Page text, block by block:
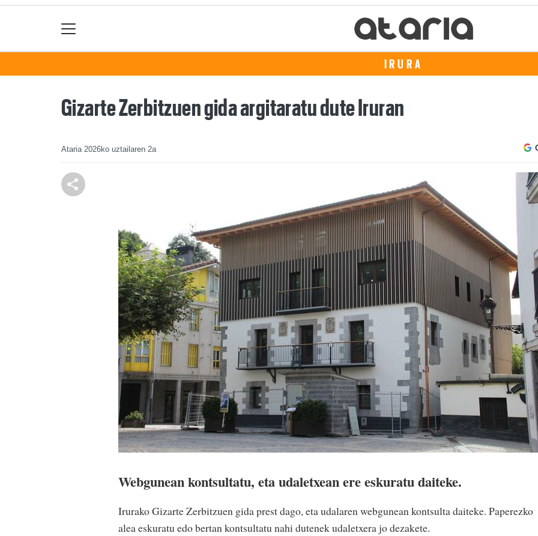
IRURA
Gizarte Zerbitzuen gida argitaratu dute Iruran
Ataria 2026ko uztailaren 2a
Webgunean kontsultatu, eta udaletxean ere eskuratu daiteke.
Irurako Gizarte Zerbitzuen gida prest dago, eta udalaren webgunean kontsulta daiteke. Paperezko
alea eskuratu edo bertan kontsultatu nahi dutenek udaletxera jo dezakete.